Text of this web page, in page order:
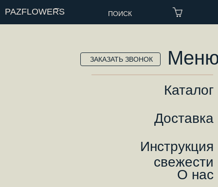
PAZFLOWERS ПОИСК
Каталог
Доставка
Инструкция
свежести
О нас
ЗАКАЗАТЬ ЗВОНОК